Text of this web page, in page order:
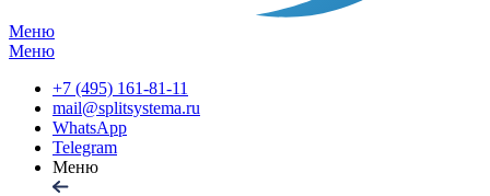
Меню
Меню
+7 (495) 161-81-11
mail@splitsystema.ru
WhatsApp
Telegram
Меню